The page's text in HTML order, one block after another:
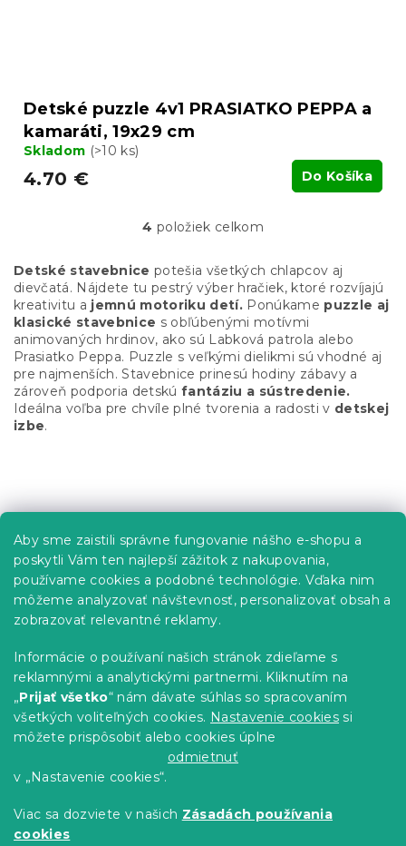
Aby sme zaistili správne fungovanie nášho e-shopu a
poskytli Vám ten najlepší zážitok z nakupovania,
používame cookies a podobné technológie. Vďaka nim
môžeme analyzovať návštevnosť, personalizovať obsah a
zobrazovať relevantné reklamy.
Informácie o používaní našich stránok zdieľame s
reklamnými a analytickými partnermi. Kliknutím na
„Prijať všetko“ nám dávate súhlas so spracovaním
všetkých voliteľných cookies. Nastavenie cookies si
môžete prispôsobiť alebo cookies úplne
odmietnuť
v „Nastavenie cookies“.
Viac sa dozviete v našich Zásadách používania
cookies
Detské puzzle 4v1 PRASIATKO PEPPA a
kamaráti, 19x29 cm
Skladom (>10 ks)
4.70 € Do Košíka
O
á
d
a
c
i
e
p
r
p
s
u
4 položiek celkom
Detské stavebnice potešia všetkých chlapcov aj
dievčatá. Nájdete tu pestrý výber hračiek, ktoré rozvíjajú
kreativitu a jemnú motoriku detí. Ponúkame puzzle aj
klasické stavebnice s obľúbenými motívmi
animovaných hrdinov, ako sú Labková patrola alebo
Prasiatko Peppa. Puzzle s veľkými dielikmi sú vhodné aj
pre najmenších. Stavebnice prinesú hodiny zábavy a
zároveň podporia detskú fantáziu a sústredenie.
Ideálna voľba pre chvíle plné tvorenia a radosti v detskej
izbe.
á
Informácie pre vás
Predajne
Sledovanie objednávky
Možnosti doručenia
Reklamácie a vrátenie tovaru
Kontakty
Obchodné podmienky
Podmienky ochrany osobných údajov
Pre partnerov